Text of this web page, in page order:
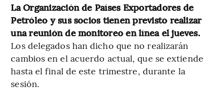
La Organización de Países Exportadores de
Petróleo y sus socios tienen previsto realizar
una reunión de monitoreo en línea el jueves.
Los delegados han dicho que no realizarán
cambios en el acuerdo actual, que se extiende
hasta el final de este trimestre, durante la
sesión.